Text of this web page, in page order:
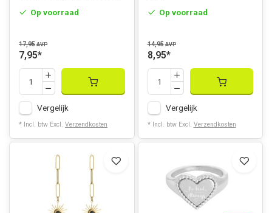
Op voorraad
17,95 AVP
7,95*
Vergelijk
* Incl. btw Excl. Verzendkosten
Op voorraad
14,95 AVP
8,95*
Vergelijk
* Incl. btw Excl. Verzendkosten